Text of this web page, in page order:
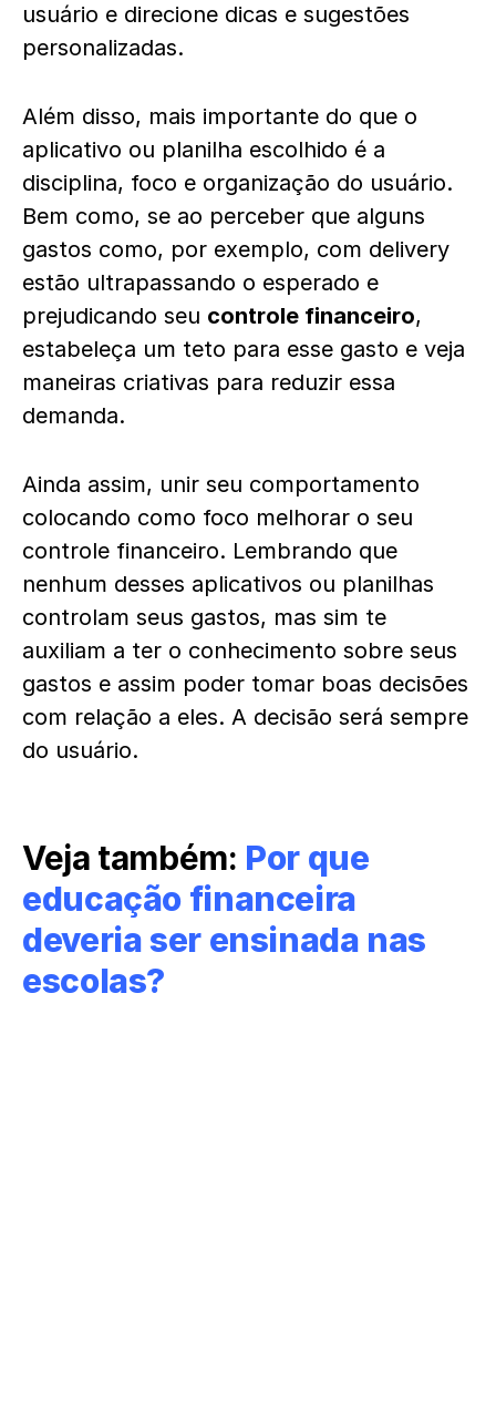
usuário e direcione dicas e sugestões
personalizadas.
Além disso, mais importante do que o
aplicativo ou planilha escolhido é a
disciplina, foco e organização do usuário.
Bem como, se ao perceber que alguns
gastos como, por exemplo, com delivery
estão ultrapassando o esperado e
prejudicando seu controle financeiro,
estabeleça um teto para esse gasto e veja
maneiras criativas para reduzir essa
demanda.
Ainda assim, unir seu comportamento
colocando como foco melhorar o seu
controle financeiro. Lembrando que
nenhum desses aplicativos ou planilhas
controlam seus gastos, mas sim te
auxiliam a ter o conhecimento sobre seus
gastos e assim poder tomar boas decisões
com relação a eles. A decisão será sempre
do usuário.
Veja também: Por que
educação financeira
deveria ser ensinada nas
escolas?